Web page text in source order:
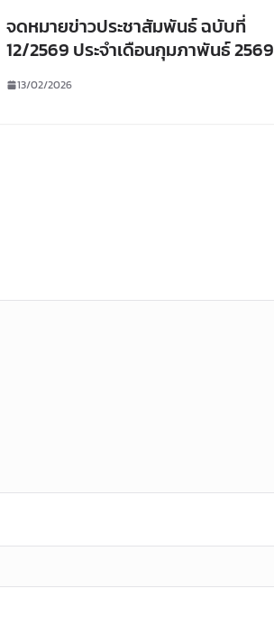
จดหมายข่าวประชาสัมพันธ์ ฉบับที่
12/2569 ประจำเดือนกุมภาพันธ์ 2569
13/02/2026